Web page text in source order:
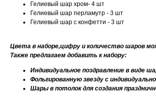
Гелиевый шар хром- 4 шт
Гелиевый шар перламутр - 3 шт
Гелиевый шар с конфетти - 3 шт
Цвета в наборе,цифру и количество шаров
Также предлагаем добавить к набору:
Индивидуальное поздравление в виде
Фольгированную звезду с
Шары в потолок для создания